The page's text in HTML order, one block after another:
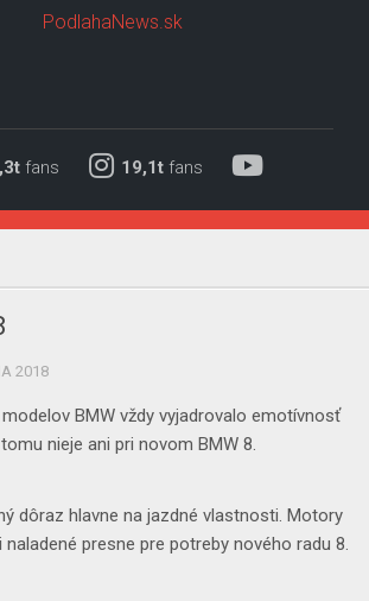
fans 19,1tfans
2018
BMW vždy vyjadrovalo emotívnosť
nieje ani pri novom BMW 8.
dôraz hlavne na jazdné vlastnosti. Motory
naladené presne pre potreby nového radu 8.